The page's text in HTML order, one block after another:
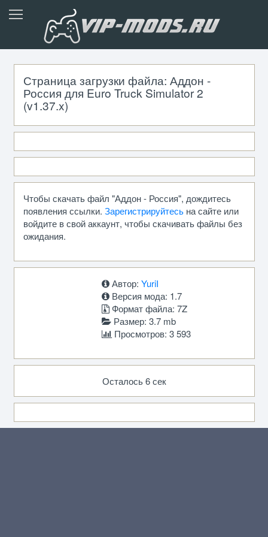
Страница загрузки файла: Аддон -
Россия для Euro Truck Simulator 2
(v1.37.x)
Чтобы скачать файл "Аддон - Россия", дождитесь
появления ссылки. Зарегистрируйтесьна сайте или
войдите в свой аккаунт, чтобы скачивать файлы без
ожидания.
Автор: YuriI
Версия мода: 1.7
Формат файла: 7Z
Размер: 3.7 mb
Просмотров: 3 593
Осталось 6 сек